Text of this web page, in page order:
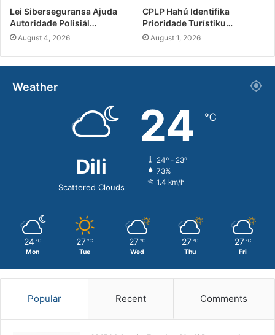
Lei Siberseguransa Ajuda
Autoridade Polisiál…
August 4, 2026
CPLP Hahú Identifika
Prioridade Turístiku…
August 1, 2026
Weather
Dili
Scattered Clouds
24 ℃
24º - 23º
73%
1.4 km/h
24 ℃
Mon
27 ℃
Tue
27 ℃
Wed
27 ℃
Thu
27 ℃
Fri
Popular Recent Comments